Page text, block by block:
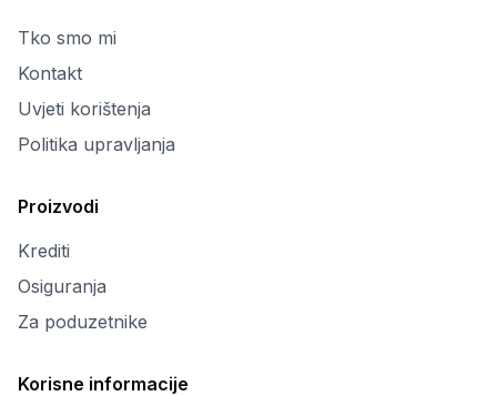
Tko smo mi
Kontakt
Uvjeti korištenja
Politika upravljanja
Proizvodi
Krediti
Osiguranja
Za poduzetnike
Korisne informacije